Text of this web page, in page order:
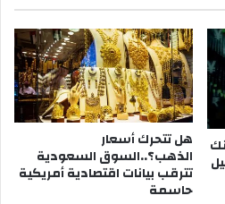
هل تتحرك أسعار
الذهب؟..السوق السعودية
تترقب بيانات اقتصادية أمريكية
حاسمة